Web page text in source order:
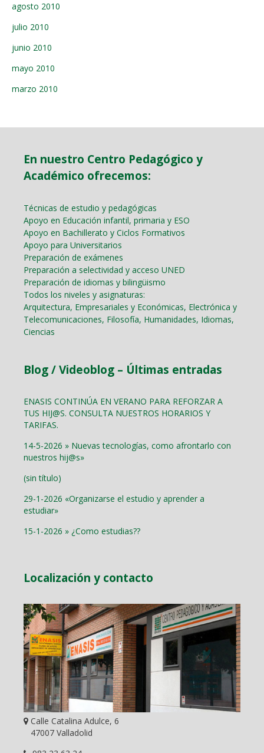
agosto 2010
julio 2010
junio 2010
mayo 2010
marzo 2010
En nuestro Centro Pedagógico y
Académico ofrecemos:
Técnicas de estudio y pedagógicas
Apoyo en Educación infantil, primaria y ESO
Apoyo en Bachillerato y Ciclos Formativos
Apoyo para Universitarios
Preparación de exámenes
Preparación a selectividad y acceso UNED
Preparación de idiomas y bilingüismo
Todos los niveles y asignaturas:
Arquitectura, Empresariales y Económicas, Electrónica y
Telecomunicaciones, Filosofía, Humanidades, Idiomas,
Ciencias
Blog / Videoblog – Últimas entradas
ENASIS CONTINÚA EN VERANO PARA REFORZAR A
TUS HIJ@S. CONSULTA NUESTROS HORARIOS Y
TARIFAS.
14-5-2026 » Nuevas tecnologías, como afrontarlo con
nuestros hij@s»
(sin título)
29-1-2026 «Organizarse el estudio y aprender a
estudiar»
15-1-2026 » ¿Como estudias??
Localización y contacto
Calle Catalina Adulce, 6
47007 Valladolid